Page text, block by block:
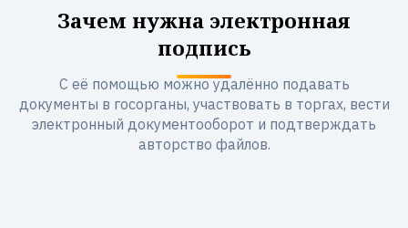
Зачем нужна электронная
подпись
С её помощью можно удалённо подавать
документы в госорганы, участвовать в торгах, вести
электронный документооборот и подтверждать
авторство файлов.